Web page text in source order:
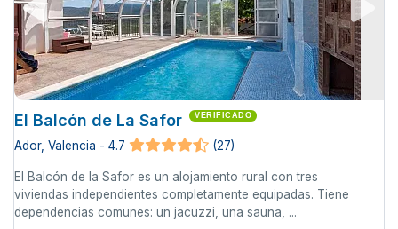
El Balcón de La Safor VERIFICADO
Ador, Valencia - 4.7 (27)
El Balcón de la Safor es un alojamiento rural con tres
viviendas independientes completamente equipadas. Tiene
dependencias comunes: un jacuzzi, una sauna, ...